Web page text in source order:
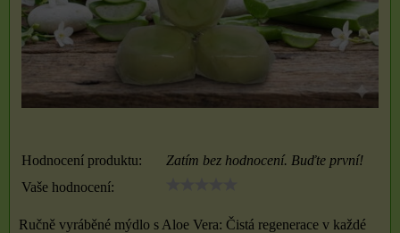
Hodnocení produktu:
Zatím bez hodnocení. Buďte první!
Vaše hodnocení:
Ručně vyráběné mýdlo s Aloe Vera: Čistá regenerace v každé